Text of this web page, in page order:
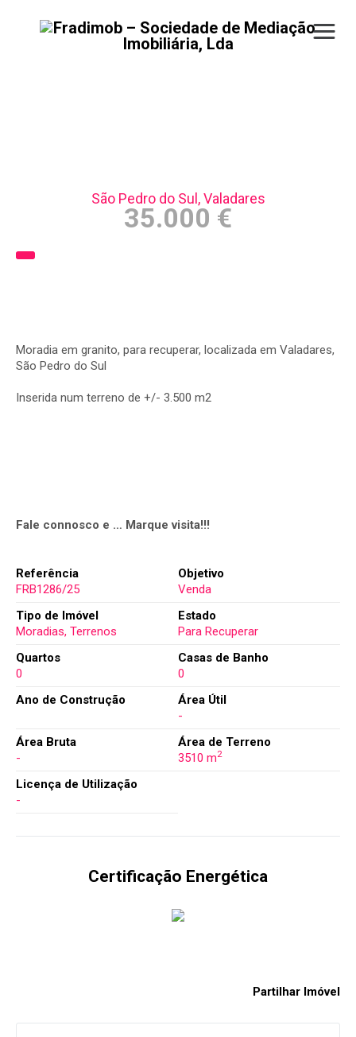
São Pedro do Sul, Valadares
35.000 €
Moradia em granito, para recuperar, localizada em Valadares,
São Pedro do Sul
Inserida num terreno de +/- 3.500 m2
Fale connosco e … Marque visita!!!
Referência
FRB1286/25
Objetivo
Venda
Tipo de Imóvel
Moradias, Terrenos
Estado
Para Recuperar
Quartos
0
Casas de Banho
0
Ano de Construção
Área Útil
-
Área Bruta
-
Área de Terreno
3510 m2
Licença de Utilização
-
Certificação Energética
Partilhar Imóvel